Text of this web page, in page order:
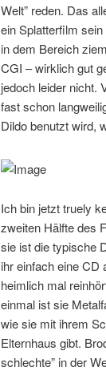
Welt” reden. Das
ein Splatterfilm
in dem Bereich
CGI – wirklich gut
jedoch leider nicht.
fast schon
Dildo benutzt wird,
Ich bin jetzt truely
zweiten Hälfte des
sie ist die typische
ihr einfach eine CD
heimlich mal
einmal ist sie
wie sie mit ihrem
Elternhaus gibt.
schlechte” in der